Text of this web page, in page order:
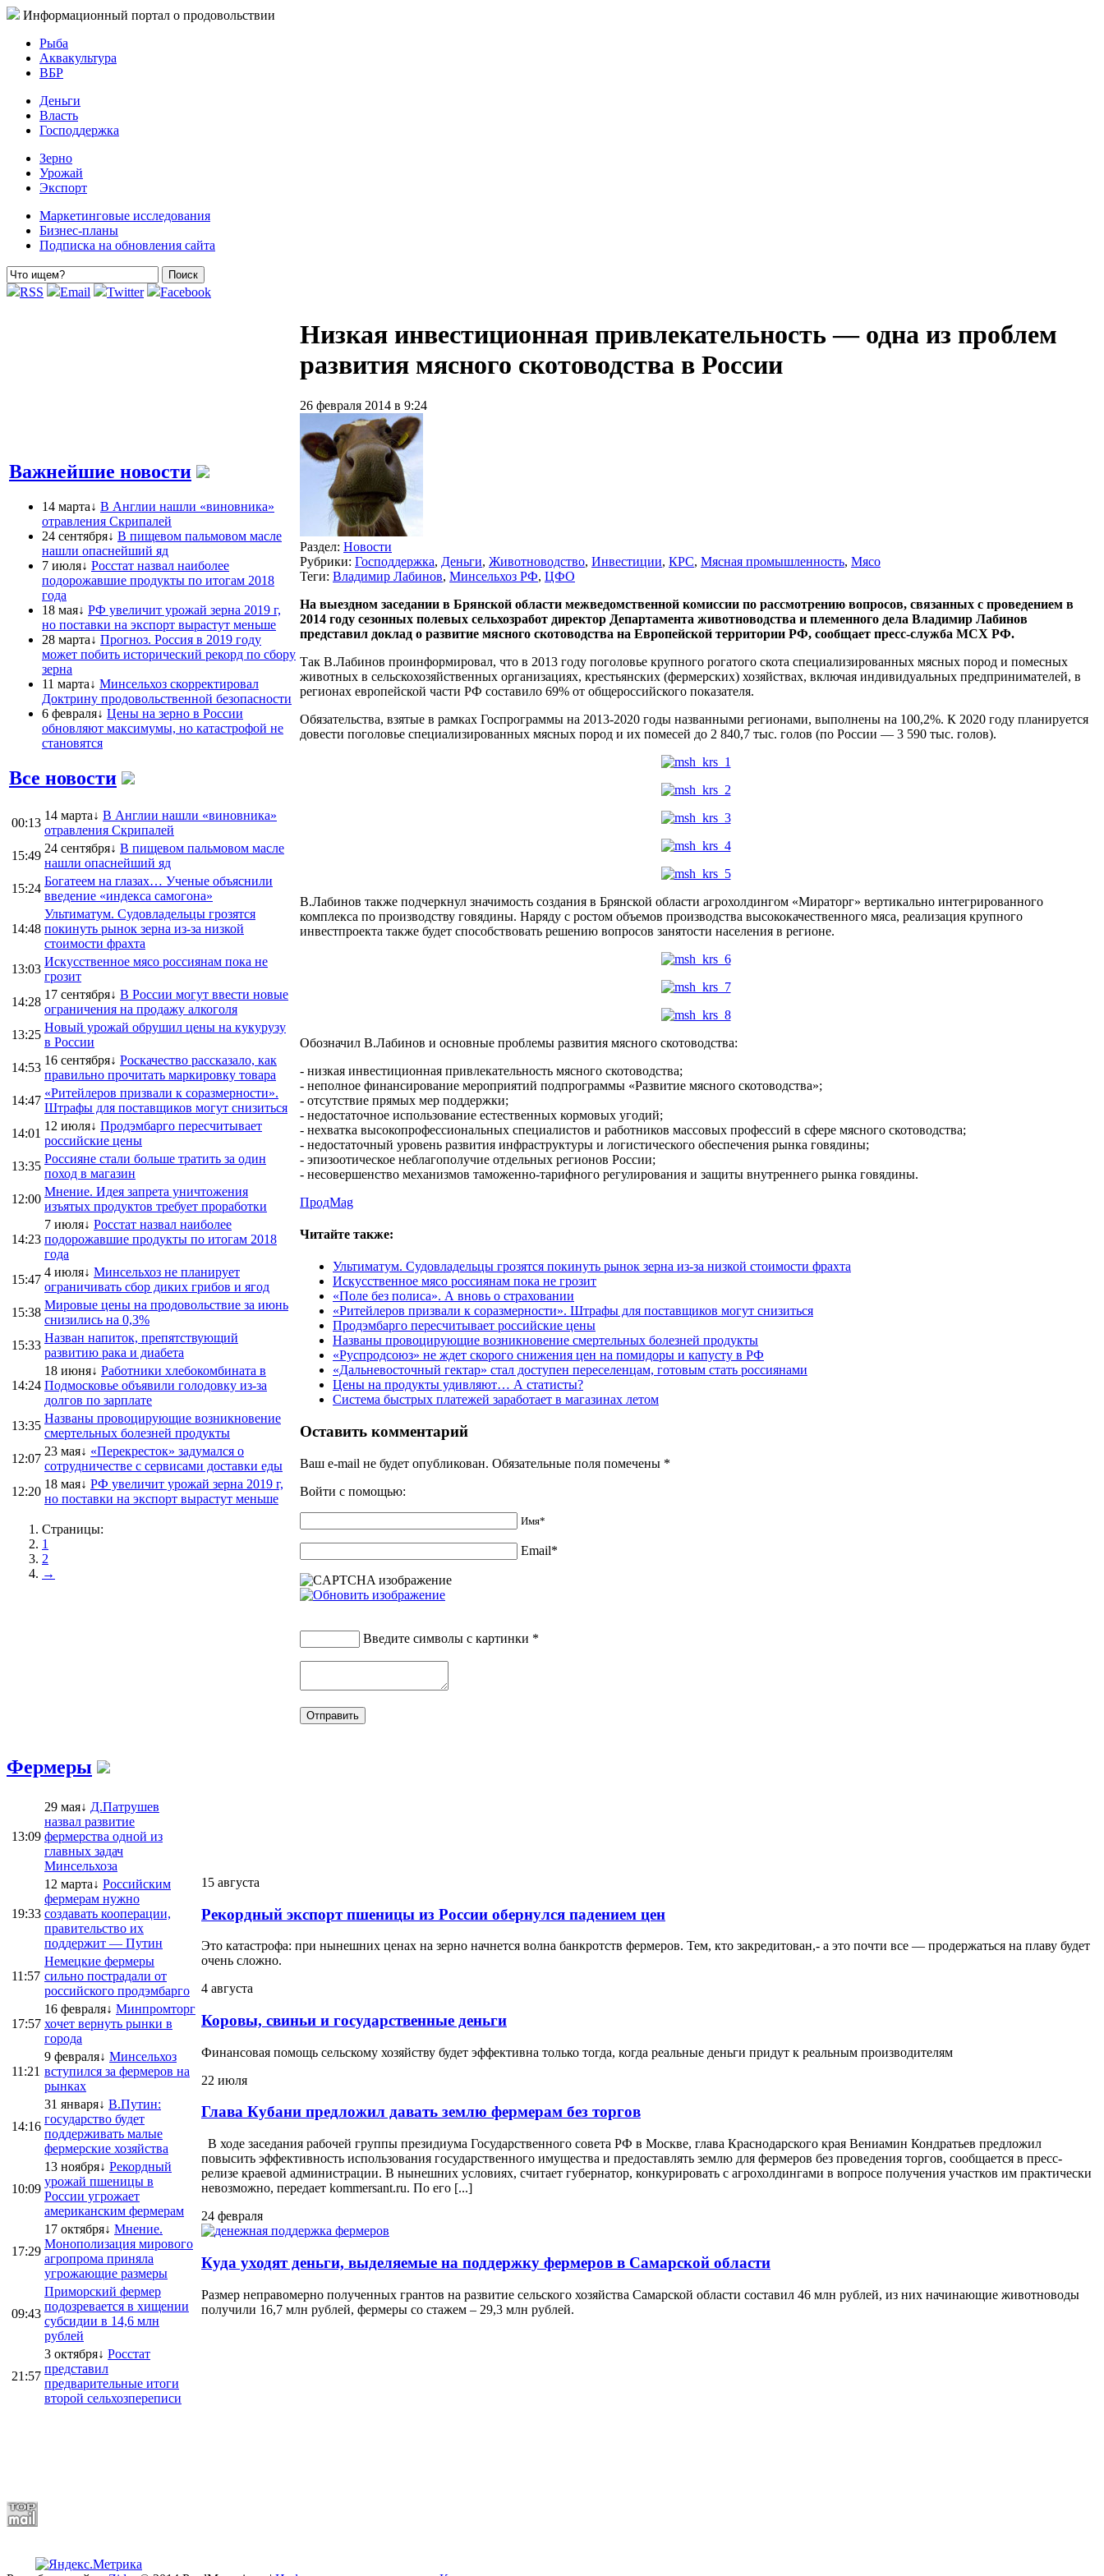
Информационный портал о продовольствии
Рыба
Аквакультура
ВБР
Деньги
Власть
Господдержка
Зерно
Урожай
Экспорт
Маркетинговые исследования
Бизнес-планы
Подписка на обновления сайта
RSS Email Twitter Facebook
Важнейшие новости
14 марта↓ В Англии нашли «виновника»
отравления Скрипалей
24 сентября↓ В пищевом пальмовом масле
нашли опаснейший яд
7 июля↓ Росстат назвал наиболее
подорожавшие продукты по итогам 2018
года
18 мая↓ РФ увеличит урожай зерна 2019 г,
но поставки на экспорт вырастут меньше
28 марта↓ Прогноз. Россия в 2019 году
может побить исторический рекорд по сбору
зерна
11 марта↓ Минсельхоз скорректировал
Доктрину продовольственной безопасности
6 февраля↓ Цены на зерно в России
обновляют максимумы, но катастрофой не
становятся
Все новости
00:13
14 марта↓ В Англии нашли «виновника»
отравления Скрипалей
15:49
24 сентября↓ В пищевом пальмовом масле
нашли опаснейший яд
15:24
Богатеем на глазах… Ученые объяснили
введение «индекса самогона»
14:48
Ультиматум. Судовладельцы грозятся
покинуть рынок зерна из-за низкой
стоимости фрахта
13:03
Искусственное мясо россиянам пока не
грозит
14:28
17 сентября↓ В России могут ввести новые
ограничения на продажу алкоголя
13:25
Новый урожай обрушил цены на кукурузу
в России
14:53
16 сентября↓ Роскачество рассказало, как
правильно прочитать маркировку товара
14:47
«Ритейлеров призвали к соразмерности».
Штрафы для поставщиков могут снизиться
14:01
12 июля↓ Продэмбарго пересчитывает
российские цены
13:35
Россияне стали больше тратить за один
поход в магазин
12:00
Мнение. Идея запрета уничтожения
изъятых продуктов требует проработки
14:23
7 июля↓ Росстат назвал наиболее
подорожавшие продукты по итогам 2018
года
15:47
4 июля↓ Минсельхоз не планирует
ограничивать сбор диких грибов и ягод
15:38
Мировые цены на продовольствие за июнь
снизились на 0,3%
15:33
Назван напиток, препятствующий
развитию рака и диабета
14:24
18 июня↓ Работники хлебокомбината в
Подмосковье объявили голодовку из-за
долгов по зарплате
13:35
Названы провоцирующие возникновение
смертельных болезней продукты
12:07
23 мая↓ «Перекресток» задумался о
сотрудничестве с сервисами доставки еды
12:20
18 мая↓ РФ увеличит урожай зерна 2019 г,
но поставки на экспорт вырастут меньше
Страницы:
1
2
→
Низкая инвестиционная привлекательность — одна из проблем
развития мясного скотоводства в России
26 февраля 2014 в 9:24
Раздел: Новости
Рубрики: Господдержка, Деньги, Животноводство, Инвестиции, КРС, Мясная промышленность, Мясо
Теги: Владимир Лабинов, Минсельхоз РФ, ЦФО
На выездном заседании в Брянской области межведомственной комиссии по рассмотрению вопросов, связанных с проведением в
2014 году сезонных полевых сельхозработ директор Департамента животноводства и племенного дела Владимир Лабинов
представил доклад о развитие мясного скотоводства на Европейской территории РФ, сообщает пресс-служба МСХ РФ.
Так В.Лабинов проинформировал, что в 2013 году поголовье крупного рогатого скота специализированных мясных пород и помесных
животных в сельскохозяйственных организациях, крестьянских (фермерских) хозяйствах, включая индивидуальных предпринимателей, в
регионах европейской части РФ составило 69% от общероссийского показателя.
Обязательства, взятые в рамках Госпрограммы на 2013-2020 годы названными регионами, выполнены на 100,2%. К 2020 году планируется
довести поголовье специализированных мясных пород и их помесей до 2 840,7 тыс. голов (по России — 3 590 тыс. голов).
В.Лабинов также подчеркнул значимость создания в Брянской области агрохолдингом «Мираторг» вертикально интегрированного
комплекса по производству говядины. Наряду с ростом объемов производства высококачественного мяса, реализация крупного
инвестпроекта также будет способствовать решению вопросов занятости населения в регионе.
Обозначил В.Лабинов и основные проблемы развития мясного скотоводства:
- низкая инвестиционная привлекательность мясного скотоводства;
- неполное финансирование мероприятий подпрограммы «Развитие мясного скотоводства»;
- отсутствие прямых мер поддержки;
- недостаточное использование естественных кормовых угодий;
- нехватка высокопрофессиональных специалистов и работников массовых профессий в сфере мясного скотоводства;
- недостаточный уровень развития инфраструктуры и логистического обеспечения рынка говядины;
- эпизоотическое неблагополучие отдельных регионов России;
- несовершенство механизмов таможенно-тарифного регулирования и защиты внутреннего рынка говядины.
ПродMag
Читайте также:
Ультиматум. Судовладельцы грозятся покинуть рынок зерна из-за низкой стоимости фрахта
Искусственное мясо россиянам пока не грозит
«Поле без полиса». А вновь о страховании
«Ритейлеров призвали к соразмерности». Штрафы для поставщиков могут снизиться
Продэмбарго пересчитывает российские цены
Названы провоцирующие возникновение смертельных болезней продукты
«Руспродсоюз» не ждет скорого снижения цен на помидоры и капусту в РФ
«Дальневосточный гектар» стал доступен переселенцам, готовым стать россиянами
Цены на продукты удивляют… А статисты?
Система быстрых платежей заработает в магазинах летом
Оставить комментарий
Ваш e-mail не будет опубликован. Обязательные поля помечены *
Войти с помощью:
Имя*
Email*
Введите символы с картинки *
Фермеры
13:09
29 мая↓ Д.Патрушев
назвал развитие
фермерства одной из
главных задач
Минсельхоза
19:33
12 марта↓ Российским
фермерам нужно
создавать кооперации,
правительство их
поддержит — Путин
11:57
Немецкие фермеры
сильно пострадали от
российского продэмбарго
17:57
16 февраля↓ Минпромторг
хочет вернуть рынки в
города
11:21
9 февраля↓ Минсельхоз
вступился за фермеров на
рынках
14:16
31 января↓ В.Путин:
государство будет
поддерживать малые
фермерские хозяйства
10:09
13 ноября↓ Рекордный
урожай пшеницы в
России угрожает
американским фермерам
17:29
17 октября↓ Мнение.
Монополизация мирового
агропрома приняла
угрожающие размеры
09:43
Приморский фермер
подозревается в хищении
субсидии в 14,6 млн
рублей
21:57
3 октября↓ Росстат
представил
предварительные итоги
второй сельхозпереписи
15 августа
Рекордный экспорт пшеницы из России обернулся падением цен
Это катастрофа: при нынешних ценах на зерно начнется волна банкротств фермеров. Тем, кто закредитован,- а это почти все — продержаться на плаву будет
очень сложно.
4 августа
Коровы, свиньи и государственные деньги
Финансовая помощь сельскому хозяйству будет эффективна только тогда, когда реальные деньги придут к реальным производителям
22 июля
Глава Кубани предложил давать землю фермерам без торгов
В ходе заседания рабочей группы президиума Государственного совета РФ в Москве, глава Краснодарского края Вениамин Кондратьев предложил
повысить эффективность использования государственного имущества и предоставлять землю для фермеров без проведения торгов, сообщается в пресс-
релизе краевой администрации. В нынешних условиях, считает губернатор, конкурировать с агрохолдингами в вопросе получения участков им практически
невозможно, передает kommersant.ru. По его [...]
24 февраля
Куда уходят деньги, выделяемые на поддержку фермеров в Самарской области
Размер неправомерно полученных грантов на развитие сельского хозяйства Самарской области составил 46 млн рублей, из них начинающие животноводы
получили 16,7 млн рублей, фермеры со стажем – 29,3 млн рублей.